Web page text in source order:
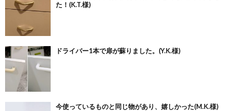
た！(K.T.様)
ドライバー1本で扉が蘇りました。(Y.K.様)
今使っているものと同じ物があり、嬉しかった(M.K.様)